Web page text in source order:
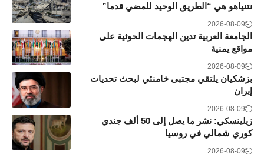
نتنياهو هي “الطريق الوحيد للمضي قدما”
2026-08-09
الجامعة العربية تدين الهجمات الحوثية على
مواقع يمنية
2026-08-09
بزشكيان يلتقي مجتبى خامنئي لبحث تحديات
إيران
2026-08-09
زيلينسكي: نشر ما يصل إلى 50 ألف جندي
كوري شمالي في روسيا
2026-08-09